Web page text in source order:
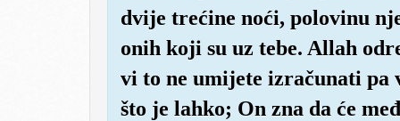
dvije trećine noći, polovinu
onih koji su uz tebe. Allah
vi to ne umijete izračunati pa
što je lahko; On zna da će